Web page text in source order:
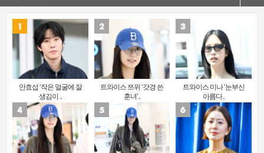
안효섭 ‘작은 얼굴에 잘
생김이 ..
트와이스 쯔위 ‘갓경 쓴
훈녀’..
트와이스 미나 ‘눈부신
아름다..